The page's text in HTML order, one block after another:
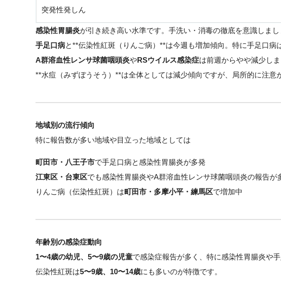
突発性発しん
感染性胃腸炎が引き続き高い水準です。手洗い・消毒の徹底を意識しまし
手足口病と**伝染性紅斑（りんご病）**は今週も増加傾向。特に手足口病
A群溶血性レンサ球菌咽頭炎やRSウイルス感染症は前週からやや減少し
**水痘（みずぼうそう）**は全体としては減少傾向ですが、局所的に注意
地域別の流行傾向
特に報告数が多い地域や目立った地域としては
町田市・八王子市で手足口病と感染性胃腸炎が多発
江東区・台東区でも感染性胃腸炎やA群溶血性レンサ球菌咽頭炎の報告が
りんご病（伝染性紅斑）は町田市・多摩小平・練馬区で増加中
年齢別の感染症動向
1〜4歳の幼児、5〜9歳の児童で感染症報告が多く、特に感染性胃腸炎や
伝染性紅斑は5〜9歳、10〜14歳にも多いのが特徴です。